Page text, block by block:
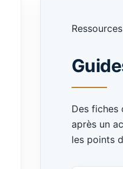
Ressources
Des fiches
après un
les points